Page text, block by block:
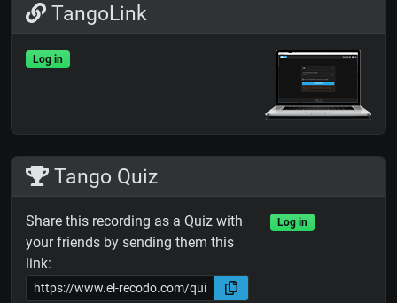
TangoLink
Log in
Tango Quiz
Share this recording as a Quiz with
your friends by sending them this
link:
Log in